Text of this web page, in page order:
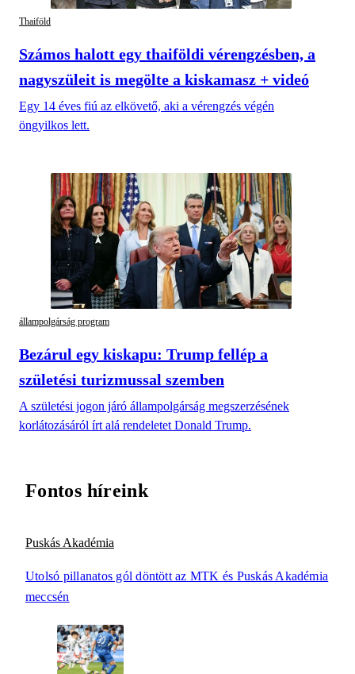
Thaiföld
Számos halott egy thaiföldi vérengzésben, a
nagyszüleit is megölte a kiskamasz + videó
Egy 14 éves fiú az elkövető, aki a vérengzés végén
öngyilkos lett.
állampolgárság program
Bezárul egy kiskapu: Trump fellép a
születési turizmussal szemben
A születési jogon járó állampolgárság megszerzésének
korlátozásáról írt alá rendeletet Donald Trump.
Fontos híreink
Puskás Akadémia
Utolsó pillanatos gól döntött az MTK és Puskás Akadémia
meccsén